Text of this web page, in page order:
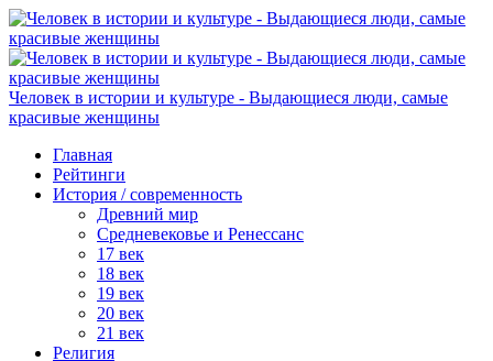
Человек в истории и культуре - Выдающиеся люди, самые
красивые женщины
Главная
Рейтинги
История / современность
Древний мир
Средневековье и Ренессанс
17 век
18 век
19 век
20 век
21 век
Религия